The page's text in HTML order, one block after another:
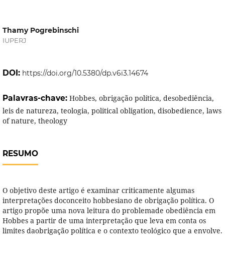
Thamy Pogrebinschi
IUPERJ
DOI: https://doi.org/10.5380/dp.v6i3.14674
Palavras-chave: Hobbes, obrigação política, desobediência,
leis de natureza, teologia, political obligation, disobedience, laws
of nature, theology
RESUMO
O objetivo deste artigo é examinar criticamente algumas
interpretações doconceito hobbesiano de obrigação política. O
artigo propõe uma nova leitura do problemade obediência em
Hobbes a partir de uma interpretação que leva em conta os
limites daobrigação política e o contexto teológico que a envolve.